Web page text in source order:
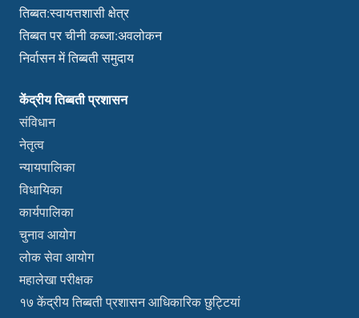
तिब्बत:स्वायत्तशासी क्षेत्र
तिब्बत पर चीनी कब्जा:अवलोकन
निर्वासन में तिब्बती समुदाय
केंद्रीय तिब्बती प्रशासन
संविधान
नेतृत्व
न्यायपालिका
विधायिका
कार्यपालिका
चुनाव आयोग
लोक सेवा आयोग
महालेखा परीक्षक
१७ केंद्रीय तिब्बती प्रशासन आधिकारिक छुट्टियां